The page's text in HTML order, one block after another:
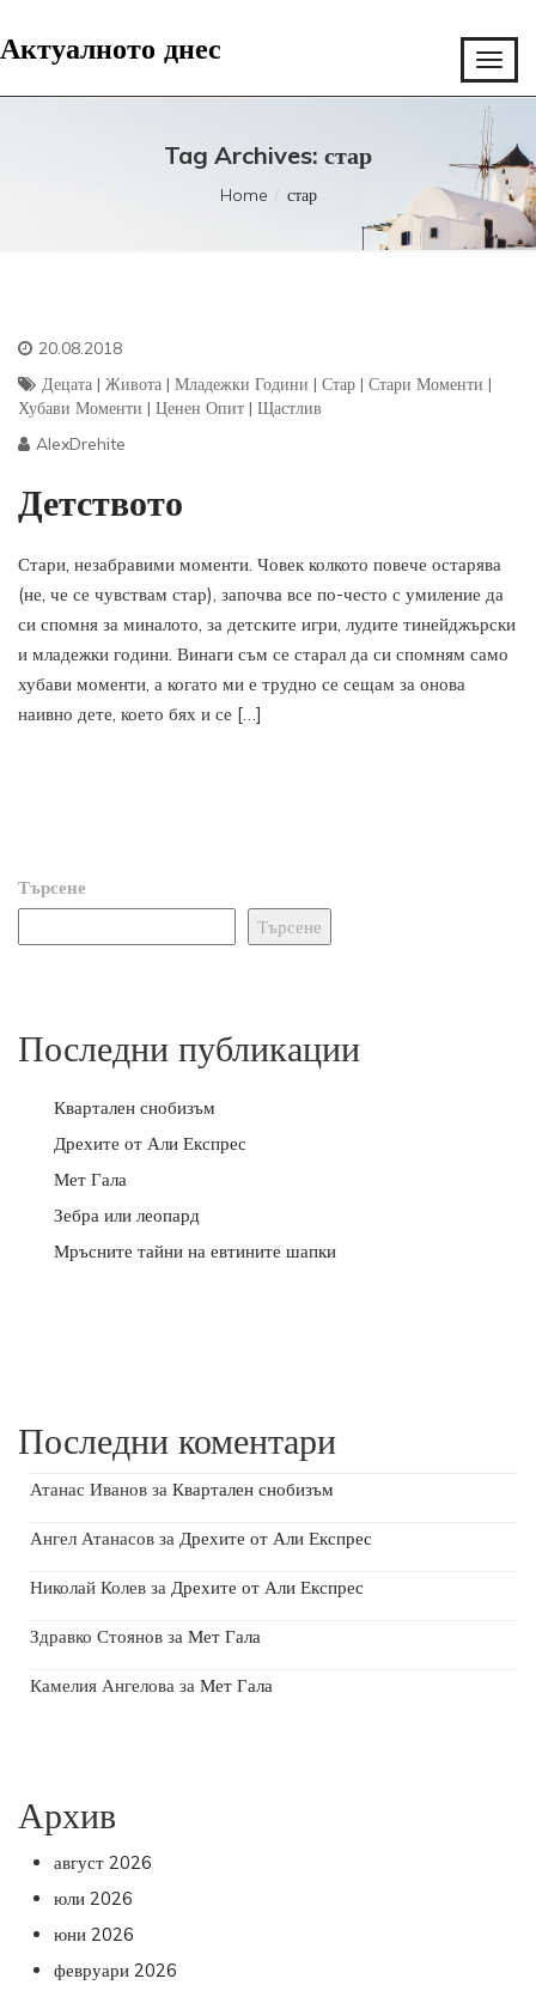
Актуалното днес
Tag Archives: стар
Home стар
20.08.2018
Децата | Живота | Младежки Години | Стар | Стари Моменти |
Хубави Моменти | Ценен Опит | Щастлив
AlexDrehite
Детството
Стари, незабравими моменти. Човек колкото повече остарява
(не, че се чувствам стар), започва все по-често с умиление да
си спомня за миналото, за детските игри, лудите тинейджърски
и младежки години. Винаги съм се старал да си спомням само
хубави моменти, а когато ми е трудно се сещам за онова
наивно дете, което бях и се […]
Търсене
Търсене
Последни публикации
Квартален снобизъм
Дрехите от Али Експрес
Мет Гала
Зебра или леопард
Мръсните тайни на евтините шапки
Последни коментари
Атанас Иванов за Квартален снобизъм
Ангел Атанасов за Дрехите от Али Експрес
Николай Колев за Дрехите от Али Експрес
Здравко Стоянов за Мет Гала
Камелия Ангелова за Мет Гала
Архив
август 2026
юли 2026
юни 2026
февруари 2026